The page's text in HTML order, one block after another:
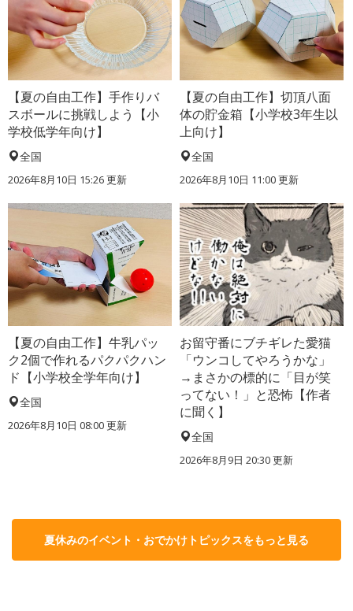
【夏の自由工作】手作りバ
スボールに挑戦しよう【小
学校低学年向け】
全国
2026年8月10日 15:26更新
【夏の自由工作】切頂八面
体の貯金箱【小学校3年生以
上向け】
全国
2026年8月10日 11:00更新
【夏の自由工作】牛乳パッ
ク2個で作れるパクパクハン
ド【小学校全学年向け】
全国
2026年8月10日 08:00更新
お留守番にブチギレた愛猫
「ウンコしてやろうかな」
→まさかの標的に「目が笑
ってない！」と恐怖【作者
に聞く】
全国
2026年8月9日 20:30更新
夏休みのイベント・おでかけトピックスをもっと見る